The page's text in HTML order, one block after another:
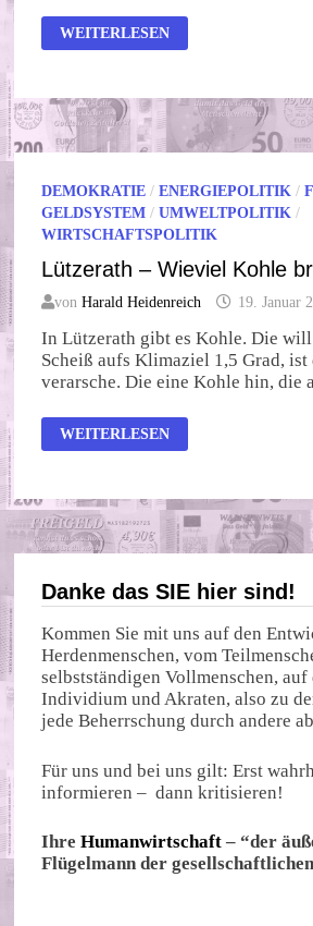
RAMSTEIN
WEITERLESEN
DEMOKRATIE /ENERGIEPOLITIK /
GELDSYSTEM /UMWELTPOLITIK /
WIRTSCHAFTSPOLITIK
Lützerath – Wieviel Kohle
vonHarald Heidenreich 19. Januar
In Lützerath gibt es Kohle. Die will
Scheiß aufs Klimaziel 1,5 Grad, ist
verarsche. Die eine Kohle hin, die
LÜTZERATH
–
WIR?
WEITERLESEN
Danke das SIE hier sind!
Kommen Sie mit uns auf den
Herdenmenschen, vom
selbstständigen Vollmenschen, auf
Individium und Akraten, also zu
jede Beherrschung durch andere
Für uns und bei uns gilt: Erst
informieren – dann kritisieren!
IhreHumanwirtschaft – “der
Flügelmann der